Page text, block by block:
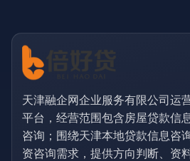
天津融企网企业服务有限公司运
平台，经营范围包含房屋贷款信
咨询；围绕天津本地贷款信息咨
资咨询需求，提供方向判断、资